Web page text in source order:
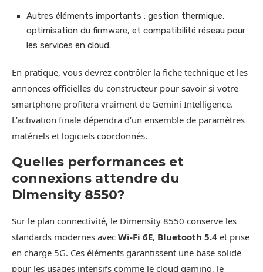
Autres éléments importants : gestion thermique,
optimisation du firmware, et compatibilité réseau pour
les services en cloud.
En pratique, vous devrez contrôler la fiche technique et les
annonces officielles du constructeur pour savoir si votre
smartphone profitera vraiment de Gemini Intelligence.
L’activation finale dépendra d’un ensemble de paramètres
matériels et logiciels coordonnés.
Quelles performances et
connexions attendre du
Dimensity 8550?
Sur le plan connectivité, le Dimensity 8550 conserve les
standards modernes avec Wi‑Fi 6E, Bluetooth 5.4 et prise
en charge 5G. Ces éléments garantissent une base solide
pour les usages intensifs comme le cloud gaming, le